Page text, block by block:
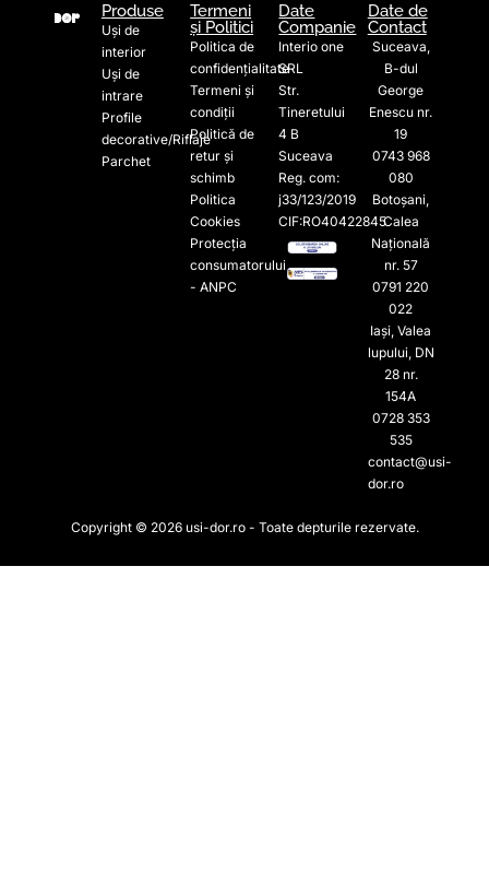
Produse
Uși de
interior
Uși de
intrare
Profile
decorative/Riflaje
Parchet
Termeni
și Politici
Politica de
confidențialitate
Termeni și
condiții
Politică de
retur și
schimb
Politica
Cookies
Protecția
consumatorului
- ANPC
Date
Companie
Interio one
SRL
Str.
Tineretului
4 B
Suceava
Reg. com:
j33/123/2019
CIF:RO40422845
Date de
Contact
Suceava,
B-dul
George
Enescu nr.
19
0743 968
080
Botoșani,
Calea
Națională
nr. 57
0791 220
022​
Iași, Valea
lupului, DN
28 nr.
154A
0728 353
535​
contact@usi-
dor.ro
Copyright © 2026 usi-dor.ro - Toate depturile rezervate.